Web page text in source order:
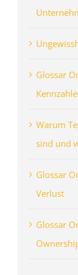
Glossar
Warum
sind und
Glossar
Verlust
Glossar